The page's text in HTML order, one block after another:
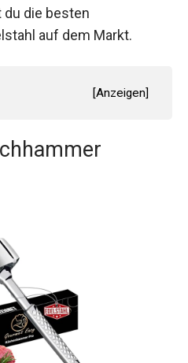
die besten
auf dem Markt.
[Anzeigen]